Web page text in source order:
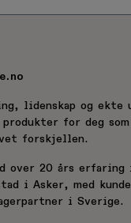
lidenskap og ekte
produkter for deg
forskjellen.
over 20 års
i Asker, med
i Sverige.